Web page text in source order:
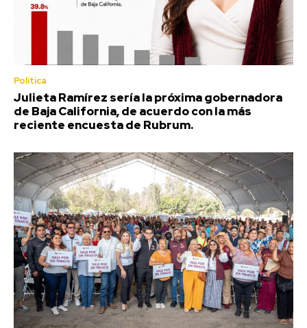
Política
Julieta Ramírez sería la próxima gobernadora
de Baja California, de acuerdo con la más
reciente encuesta de Rubrum.